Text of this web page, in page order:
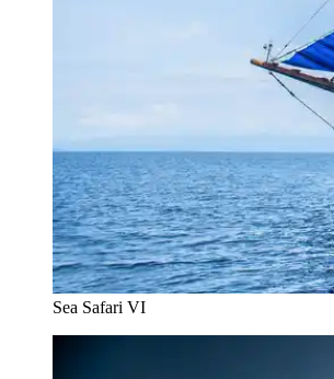
Sea Safari VI